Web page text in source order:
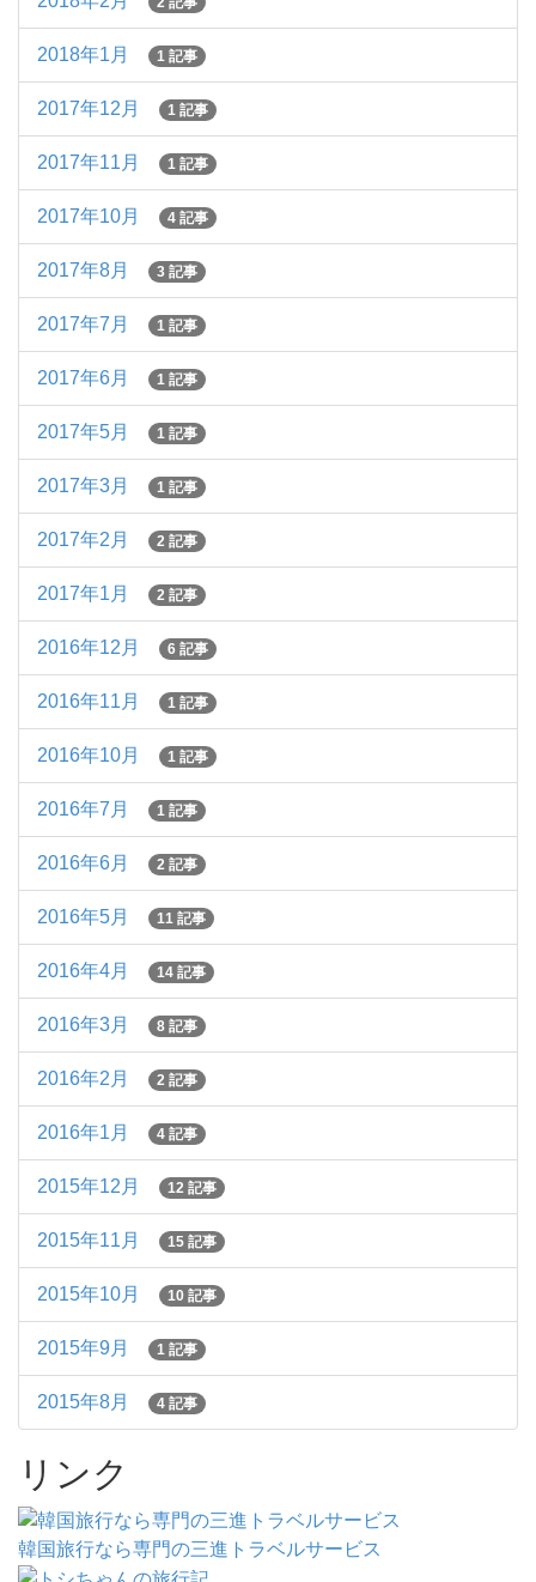
2018年1月 1 記事
2017年12月 1 記事
2017年11月 1 記事
2017年10月 4 記事
2017年8月 3 記事
2017年7月 1 記事
2017年6月 1 記事
2017年5月 1 記事
2017年3月 1 記事
2017年2月 2 記事
2017年1月 2 記事
2016年12月 6 記事
2016年11月 1 記事
2016年10月 1 記事
2016年7月 1 記事
2016年6月 2 記事
2016年5月 11 記事
2016年4月 14 記事
2016年3月 8 記事
2016年2月 2 記事
2016年1月 4 記事
2015年12月 12 記事
2015年11月 15 記事
2015年10月 10 記事
2015年9月 1 記事
2015年8月 4 記事
リンク
韓国旅行なら専門の三進トラベルサービス